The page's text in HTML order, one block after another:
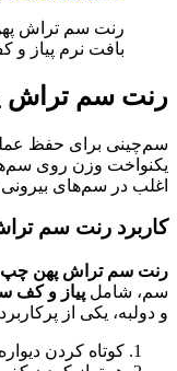
رنت سم تراش
بافت نرم پیاز
رنت سم تراش
سم‌چینی برای حفظ
یکنواخت وزن روی
اغلب در سم‌های بیرونی
کاربرد رنت سم
رنت سم تراش پهن
سم، شامل پیاز و کف
و دولبه، یکی از
کوتاه کردن